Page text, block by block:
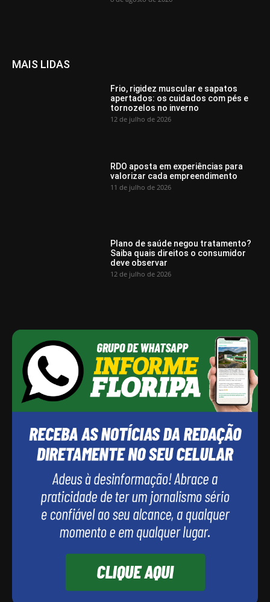
MAIS LIDAS
Frio, rigidez muscular e sapatos
apertados: os cuidados com pés e
tornozelos no inverno
12 de julho de 2026
RDO aposta em experiências para
valorizar cada empreendimento
11 de julho de 2026
Plano de saúde negou tratamento?
Saiba quais direitos o consumidor
deve observar
12 de julho de 2026